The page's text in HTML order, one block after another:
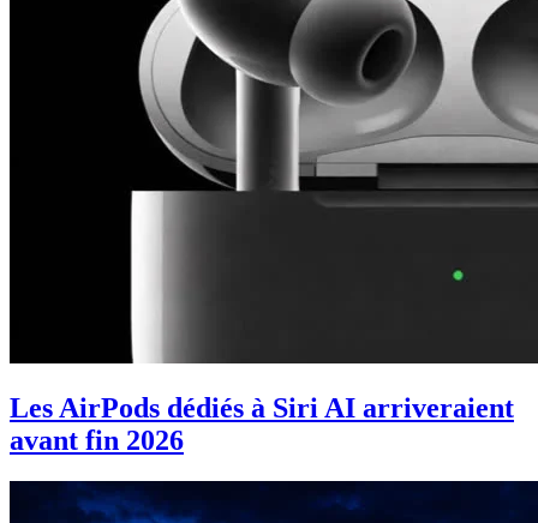
Les AirPods dédiés à Siri AI arriveraient
avant fin 2026